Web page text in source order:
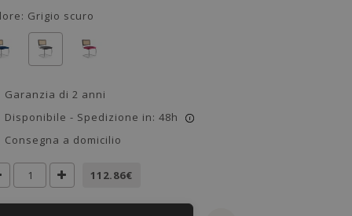
Grigio scuro
Garanzia di 2 anni
Disponibile - Spedizione in: 48h
i
Consegna a domicilio
112.86€